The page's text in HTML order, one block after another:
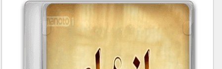
سازه/ معماری/ مهندسی
سرگرمی
شناخت کودکان